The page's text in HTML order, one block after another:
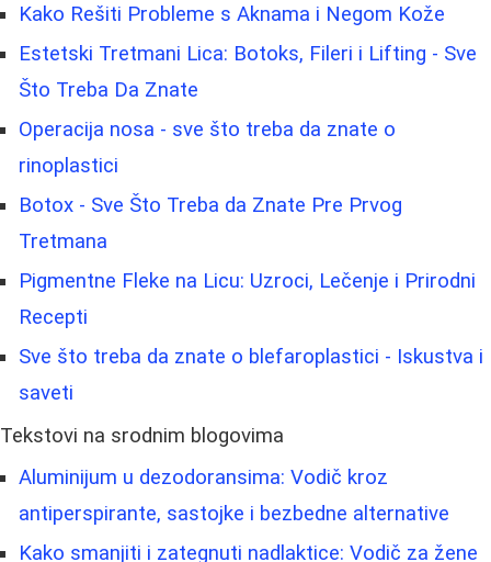
Kako Rešiti Probleme s Aknama i Negom Kože
Estetski Tretmani Lica: Botoks, Fileri i Lifting - Sve
Što Treba Da Znate
Operacija nosa - sve što treba da znate o
rinoplastici
Botox - Sve Što Treba da Znate Pre Prvog
Tretmana
Pigmentne Fleke na Licu: Uzroci, Lečenje i Prirodni
Recepti
Sve što treba da znate o blefaroplastici - Iskustva i
saveti
Tekstovi na srodnim blogovima
Aluminijum u dezodoransima: Vodič kroz
antiperspirante, sastojke i bezbedne alternative
Kako smanjiti i zategnuti nadlaktice: Vodič za žene